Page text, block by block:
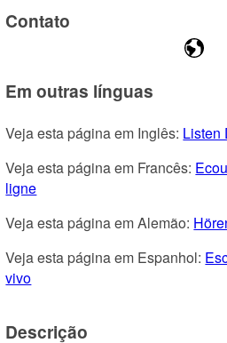
Contato
Em outras línguas
Veja esta página em Inglês: Listen
Veja esta página em Francês:
ligne
Veja esta página em Alemão:
Veja esta página em Espanhol:
vivo
Descrição